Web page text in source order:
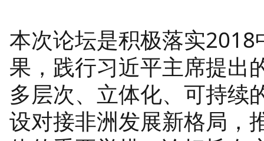
本次论坛是积极落实
果，践行习近平主席提出
多层次、立体化、可持续
设对接非洲发展新格局，